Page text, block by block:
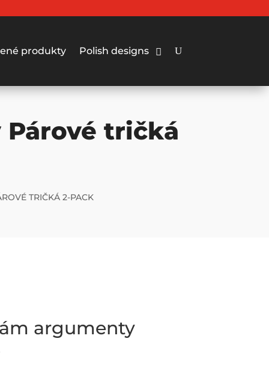
produkty Polish designs
tričká
TRIČKÁ 2-PACK
argumenty